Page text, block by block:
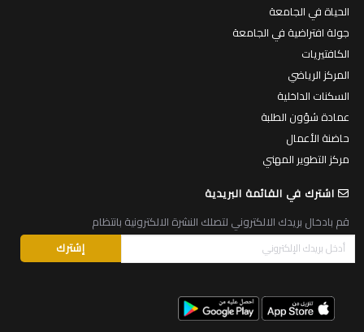
الحياة في الجامعة
جولة افتراضية في الجامعة
الكافتيريات
المركز الرياضي
السكنات الداخلية
عمادة شؤون الطلبة
حاضنة الأعمال
مركز التطوير المهني
اشترك في القائمة البريدية
قم بادخال بريدك الالكتروني لتصلك النشرة الالكترونية بانتظام